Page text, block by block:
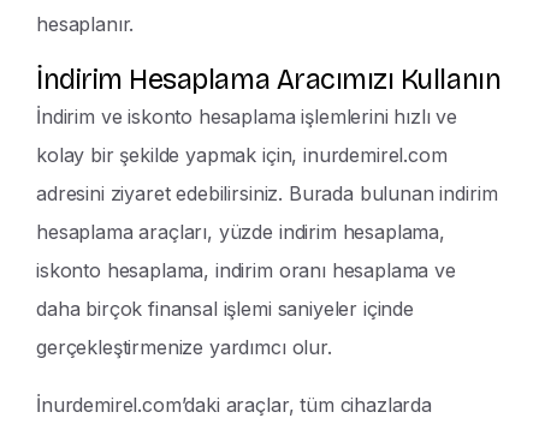
hesaplanır.
İndirim Hesaplama Aracımızı Kullanın
İndirim ve iskonto hesaplama işlemlerini hızlı ve
kolay bir şekilde yapmak için, inurdemirel.com
adresini ziyaret edebilirsiniz. Burada bulunan indirim
hesaplama araçları, yüzde indirim hesaplama,
iskonto hesaplama, indirim oranı hesaplama ve
daha birçok finansal işlemi saniyeler içinde
gerçekleştirmenize yardımcı olur.
İnurdemirel.com’daki araçlar, tüm cihazlarda